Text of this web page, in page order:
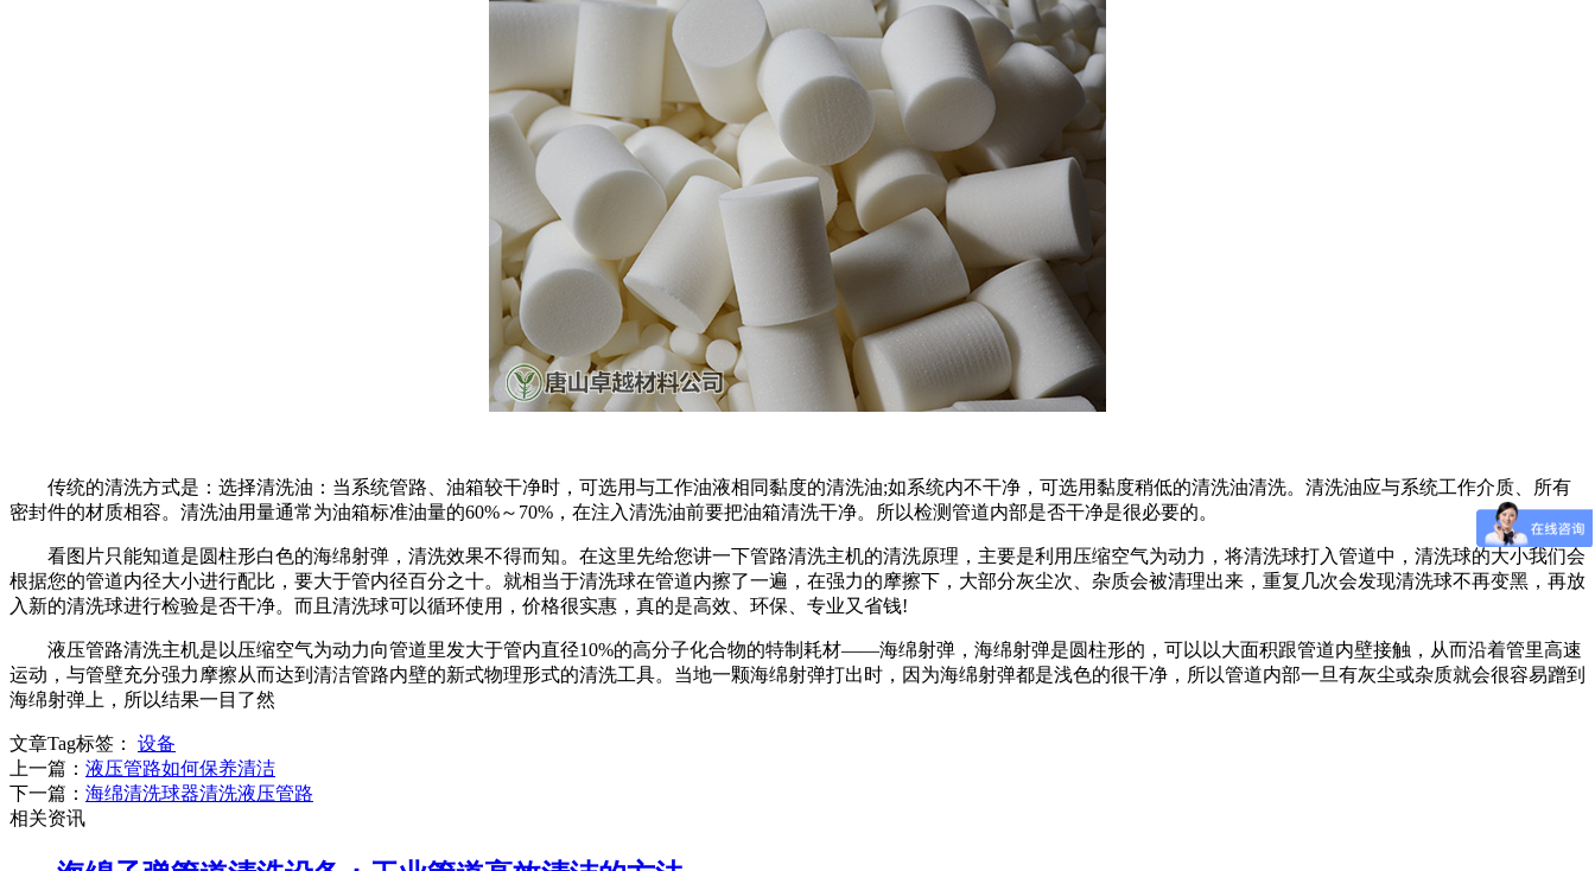
传统的清洗方式是：选择清洗油：当系统管路、油箱较干净时，可选用与工作油液相同黏度的清洗油;如系统内不干净，可选用黏度稍低的清洗油清洗。清洗油应与系统工作介质、所有
密封件的材质相容。清洗油用量通常为油箱标准油量的60%～70%，在注入清洗油前要把油箱清洗干净。所以检测管道内部是否干净是很必要的。
看图片只能知道是圆柱形白色的海绵射弹，清洗效果不得而知。在这里先给您讲一下管路清洗主机的清洗原理，主要是利用压缩空气为动力，将清洗球打入管道中，清洗球的大小我们会
根据您的管道内径大小进行配比，要大于管内径百分之十。就相当于清洗球在管道内擦了一遍，在强力的摩擦下，大部分灰尘次、杂质会被清理出来，重复几次会发现清洗球不再变黑，再放
入新的清洗球进行检验是否干净。而且清洗球可以循环使用，价格很实惠，真的是高效、环保、专业又省钱!
液压管路清洗主机是以压缩空气为动力向管道里发大于管内直径10%的高分子化合物的特制耗材——海绵射弹，海绵射弹是圆柱形的，可以以大面积跟管道内壁接触，从而沿着管里高速
运动，与管壁充分强力摩擦从而达到清洁管路内壁的新式物理形式的清洗工具。当地一颗海绵射弹打出时，因为海绵射弹都是浅色的很干净，所以管道内部一旦有灰尘或杂质就会很容易蹭到
海绵射弹上，所以结果一目了然
文章Tag标签：
设备
上一篇： 液压管路如何保养清洁
下一篇： 海绵清洗球器清洗液压管路
相关资讯